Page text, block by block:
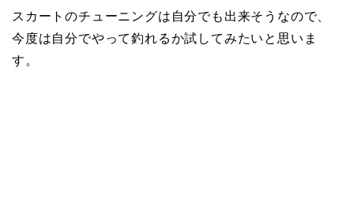
スカートのチューニングは自分でも出来そうなので、
今度は自分でやって釣れるか試してみたいと思いま
す。